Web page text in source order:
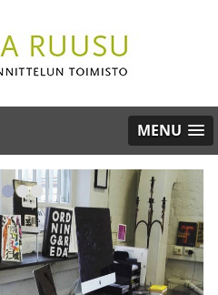
MENU
•••